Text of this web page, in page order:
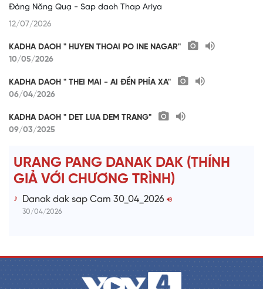
Đàng Năng Quạ - Sap daoh Thap Ariya
12/07/2026
KADHA DAOH " HUYEN THOAI PO INE NAGAR"
10/05/2026
KADHA DAOH " THEI MAI - AI ĐỀN PHÍA XA"
06/04/2026
KADHA DAOH " DET LUA DEM TRANG"
09/03/2025
URANG PANG DANAK DAK (THÍNH
GIẢ VỚI CHƯƠNG TRÌNH)
Danak dak sap Cam 30_04_2026
30/04/2026